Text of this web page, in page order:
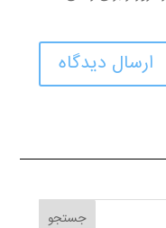
ارسال دیدگاه